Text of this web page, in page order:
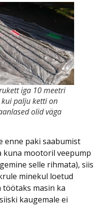
iga 10 meetri
palju ketti on
olid väga
enne paki saabumist
kuna mootoril veepump
selle rihmata), siis
minekul loetud
masin ka
kaugemale ei